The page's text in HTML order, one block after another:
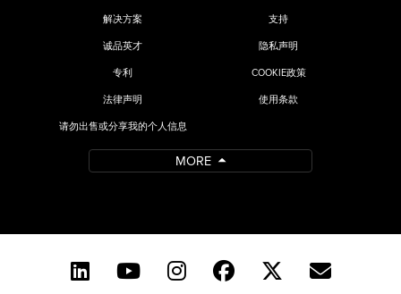
解决方案
支持
诚品英才
专利
隐私声明
COOKIE政策
法律声明
使用条款
请勿出售或分享我的个人信息
MORE